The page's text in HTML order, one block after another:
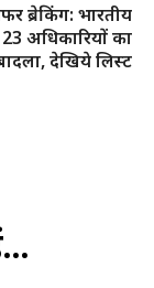
ब्रेकिंग: भारतीय
अधिकारियों का
देखिये लिस्ट